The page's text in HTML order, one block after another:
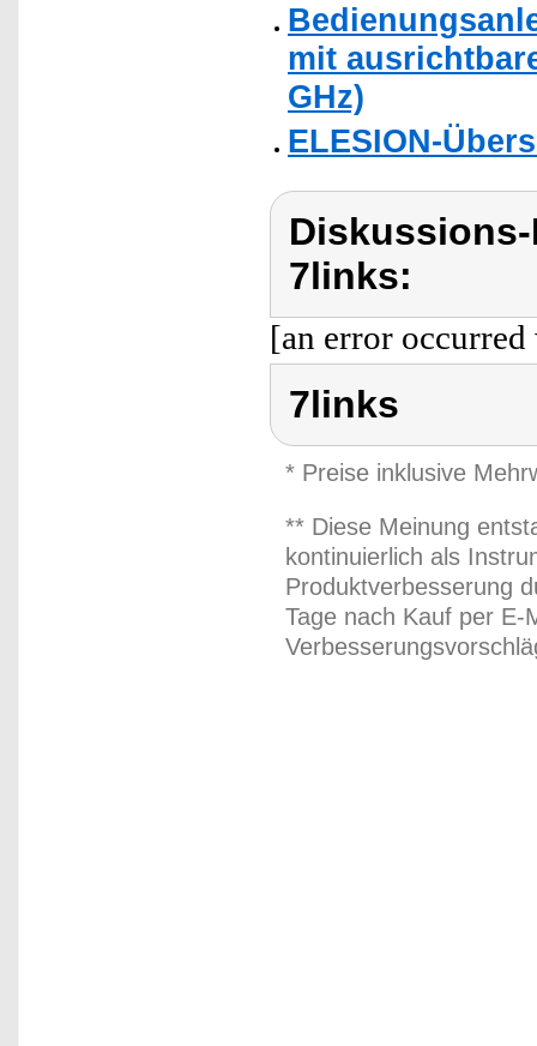
mit
GHz)
ELESION-
7links:
[an error
7links
* Preise inklusive
** Diese Meinung
kontinuierlich als
Produktverbesserung
Tage nach Kauf per E-